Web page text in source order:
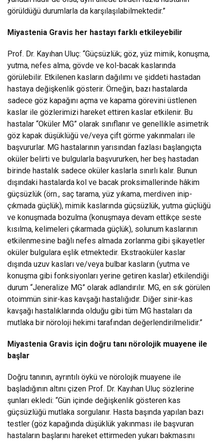
görüldüğü durumlarla da karşılaşılabilmektedir.”
Miyastenia Gravis her hastayı farklı etkileyebilir
Prof. Dr. Kayıhan Uluç: “Güçsüzlük; göz, yüz mimik, konuşma,
yutma, nefes alma, gövde ve kol-bacak kaslarında
görülebilir. Etkilenen kasların dağılımı ve şiddeti hastadan
hastaya değişkenlik gösterir. Örneğin, bazı hastalarda
sadece göz kapağını açma ve kapama görevini üstlenen
kaslar ile gözlerimizi hareket ettiren kaslar etkilenir. Bu
hastalar “Oküler MG” olarak sınıflanır ve genellikle asimetrik
göz kapak düşüklüğü ve/veya çift görme yakınmaları ile
başvururlar. MG hastalarının yarısından fazlası başlangıçta
oküler belirti ve bulgularla başvururken, her beş hastadan
birinde hastalık sadece oküler kaslarla sınırlı kalır. Bunun
dışındaki hastalarda kol ve bacak proksimallerinde hâkim
güçsüzlük (örn., saç tarama, yüz yıkama, merdiven inip-
çıkmada güçlük), mimik kaslarında güçsüzlük, yutma güçlüğü
ve konuşmada bozulma (konuşmaya devam ettikçe seste
kısılma, kelimeleri çıkarmada güçlük), solunum kaslarının
etkilenmesine bağlı nefes almada zorlanma gibi şikayetler
oküler bulgulara eşlik etmektedir. Ekstraoküler kaslar
dışında uzuv kasları ve/veya bulbar kasların (yutma ve
konuşma gibi fonksiyonları yerine getiren kaslar) etkilendiği
durum “Jeneralize MG” olarak adlandırılır. MG, en sık görülen
otoimmün sinir-kas kavşağı hastalığıdır. Diğer sinir-kas
kavşağı hastalıklarında olduğu gibi tüm MG hastaları da
mutlaka bir nöroloji hekimi tarafından değerlendirilmelidir.”
Miyastenia Gravis için doğru tanı nörolojik muayene ile
başlar
Doğru tanının, ayrıntılı öykü ve nörolojik muayene ile
başladığının altını çizen Prof. Dr. Kayıhan Uluç sözlerine
şunları ekledi: “Gün içinde değişkenlik gösteren kas
güçsüzlüğü mutlaka sorgulanır. Hasta başında yapılan bazı
testler (göz kapağında düşüklük yakınması ile başvuran
hastaların başlarını hareket ettirmeden yukarı bakmasını